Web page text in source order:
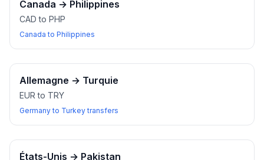
Canada → Philippines
CAD to PHP
Canada to Philippines
Allemagne → Turquie
EUR to TRY
Germany to Turkey transfers
États-Unis → Pakistan